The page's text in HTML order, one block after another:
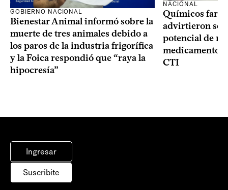
GOBIERNO NACIONAL
Bienestar Animal informó sobre la
muerte de tres animales debido a
los paros de la industria frigorífica
y la Foica respondió que “raya la
hipocresía”
NACIONAL
Químicos
advirtieron
potencial de
medicamentos
CTI
Ingresar
Suscribite